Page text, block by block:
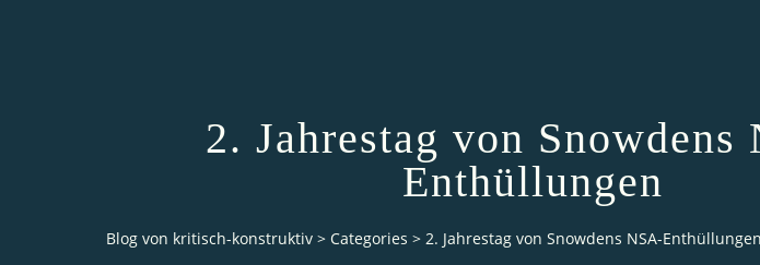
2. Jahrestag von Snowdens
Enthüllungen
Blog von kritisch-konstruktiv > Categories > 2. Jahrestag von Snowdens NSA-Enthüllungen